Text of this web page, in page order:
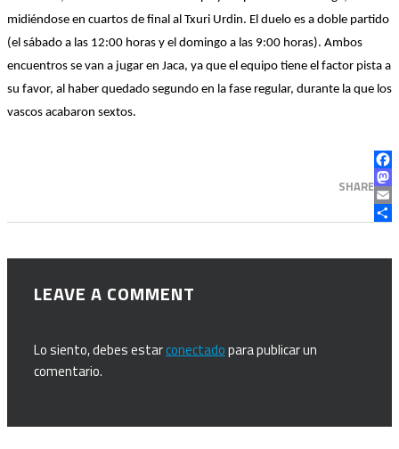
midiéndose en cuartos de final al Txuri Urdin. El duelo es a doble partido
(el sábado a las 12:00 horas y el domingo a las 9:00 horas). Ambos
encuentros se van a jugar en Jaca, ya que el equipo tiene el factor pista a
su favor, al haber quedado segundo en la fase regular, durante la que los
vascos acabaron sextos.
SHARE
LEAVE A COMMENT
Lo siento, debes estarconectadopara publicar un
comentario.